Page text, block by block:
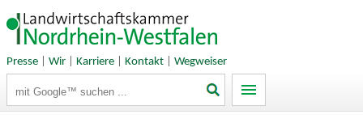
Presse| Wir| Karriere| Kontakt| Wegweiser